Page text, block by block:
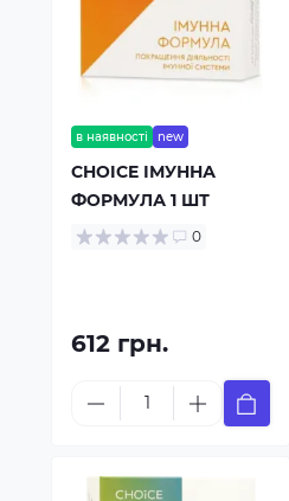
в наявності new
CHOICE ІМУННА
ФОРМУЛА 1 ШТ
0
612 грн.